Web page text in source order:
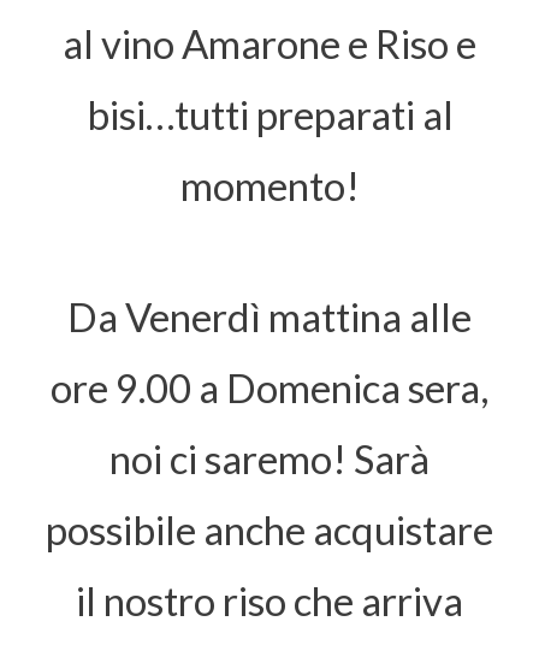
al vino Amarone e Riso e
bisi…tutti preparati al
momento!
Da Venerdì mattina alle
ore 9.00 a Domenica sera,
noi ci saremo! Sarà
possibile anche acquistare
il nostro riso che arriva